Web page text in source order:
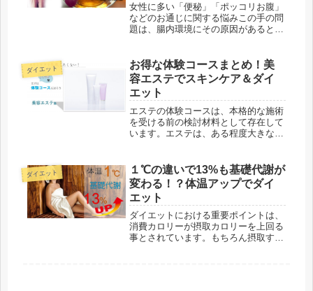
女性に多い「便秘」「ポッコリお腹」
などのお通じに関する悩みこの手の問
題は、腸内環境にその原因があるとさ
する商品も無数に存在しています。例
えば・・・ 食物繊維をいっぱい採ろ
う...
ダイエット
お得な体験コースまとめ！美
容エステでスキンケア＆ダイ
エット
エステの体験コースは、本格的な施術
を受ける前の検討材料として存在して
います。エステは、ある程度大きな金
からないものに高いお金をいきなり払
うのは不可能ですよね。そういったお
店...
ダイエット
１℃の違いで13%も基礎代謝が
変わる！？体温アップでダイ
エット
ダイエットにおける重要ポイントは、
消費カロリーが摂取カロリーを上回る
事とされています。もちろん摂取する